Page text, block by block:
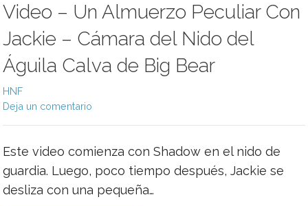
Video – Un Almuerzo Peculiar Con
Jackie – Cámara del Nido del
Águila Calva de Big Bear
HNF
Deja un comentario
Este video comienza con Shadow en el nido de
guardia. Luego, poco tiempo después, Jackie se
desliza con una pequeña…